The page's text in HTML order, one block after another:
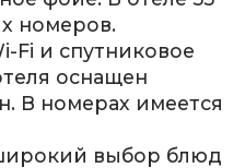
номеров.
Fi и спутниковое
оснащен
В номерах имеется
выбор блюд